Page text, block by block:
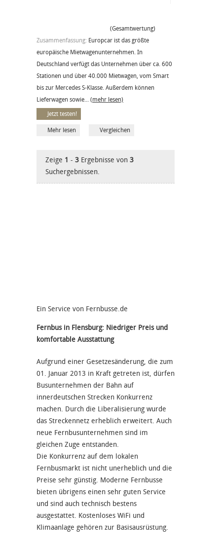
(Gesamtwertung)
Zusammenfassung: Europcar ist das größte
europäische Mietwagenunternehmen. In
Deutschland verfügt das Unternehmen über ca. 600
Stationen und über 40.000 Mietwagen, vom Smart
bis zur Mercedes S-Klasse. Außerdem können
Lieferwagen sowie... (mehr lesen)
Jetzt testen!
Mehr lesen Vergleichen
Zeige 1 - 3 Ergebnisse von 3
Suchergebnissen.
Ein Service von Fernbusse.de
Fernbus in Flensburg: Niedriger Preis und
komfortable Ausstattung
Aufgrund einer Gesetzesänderung, die zum
01. Januar 2013 in Kraft getreten ist, dürfen
Busunternehmen der Bahn auf
innerdeutschen Strecken Konkurrenz
machen. Durch die Liberalisierung wurde
das Streckennetz erheblich erweitert. Auch
neue Fernbusunternehmen sind im
gleichen Zuge entstanden.
Die Konkurrenz auf dem lokalen
Fernbusmarkt ist nicht unerheblich und die
Preise sehr günstig. Moderne Fernbusse
bieten übrigens einen sehr guten Service
und sind auch technisch bestens
ausgestattet. Kostenloses WiFi und
Klimaanlage gehören zur Basisausrüstung.